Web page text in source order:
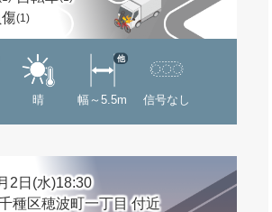
(1)
晴 幅～5.5m
他
信号なし
2日(水)18:30
種区穂波町一丁目 付近